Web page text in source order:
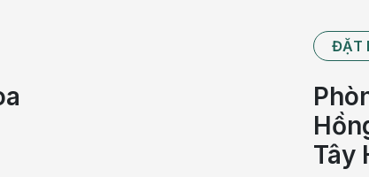
với dịch tiết họng hoặc dịch mũi
nguy cơ mắc bệnh nặng hơn so
do nhiễm bạch hầu có thể lên tới
ĐẶT
Tây